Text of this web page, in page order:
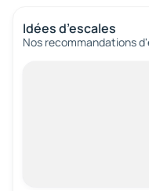
Idées d’escales
Nos recommandations